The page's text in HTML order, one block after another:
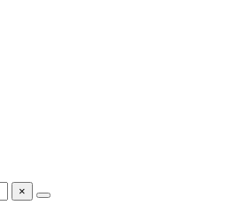
×